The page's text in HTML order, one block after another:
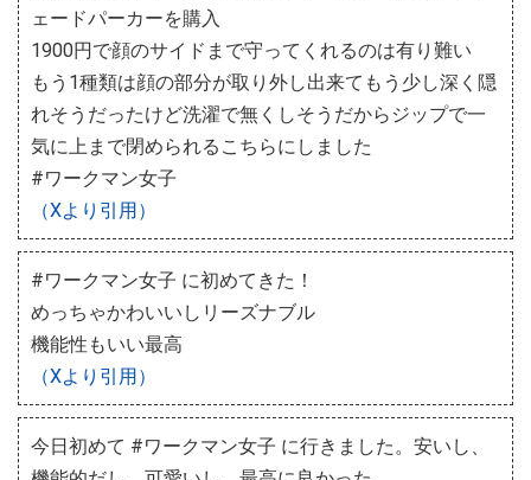
ェードパーカーを購入
1900円で顔のサイドまで守ってくれるのは有り難い
もう1種類は顔の部分が取り外し出来てもう少し深く隠
れそうだったけど洗濯で無くしそうだからジップで一
気に上まで閉められるこちらにしました
#ワークマン女子
（Xより引用）
#ワークマン女子 に初めてきた！
めっちゃかわいいしリーズナブル
機能性もいい最高
（Xより引用）
今日初めて #ワークマン女子 に行きました。安いし、